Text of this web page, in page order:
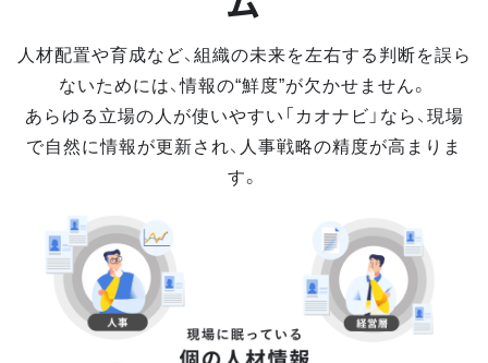
人材配置や育成など、組織の未来を左右する判断を誤ら
ないためには、情報の“鮮度”が欠かせません。
あらゆる立場の人が使いやすい「カオナビ」なら、現場
で自然に情報が更新され、人事戦略の精度が高まりま
す。